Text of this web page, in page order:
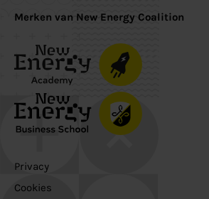
Merken van New Energy Coalition
Privacy
Cookies